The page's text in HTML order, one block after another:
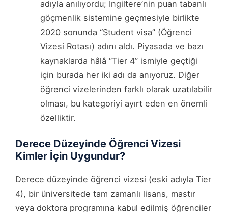
adıyla anılıyordu; İngiltere’nin puan tabanlı
göçmenlik sistemine geçmesiyle birlikte
2020 sonunda “Student visa” (Öğrenci
Vizesi Rotası) adını aldı. Piyasada ve bazı
kaynaklarda hâlâ “Tier 4” ismiyle geçtiği
için burada her iki adı da anıyoruz. Diğer
öğrenci vizelerinden farklı olarak uzatılabilir
olması, bu kategoriyi ayırt eden en önemli
özelliktir.
Derece Düzeyinde Öğrenci Vizesi
Kimler İçin Uygundur?
Derece düzeyinde öğrenci vizesi (eski adıyla Tier
4), bir üniversitede tam zamanlı lisans, mastır
veya doktora programına kabul edilmiş öğrenciler